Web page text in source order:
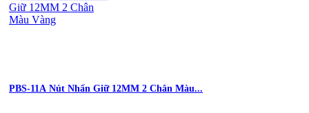
PBS-11A Nút Nhấn Giữ 12MM 2 Chân Màu...